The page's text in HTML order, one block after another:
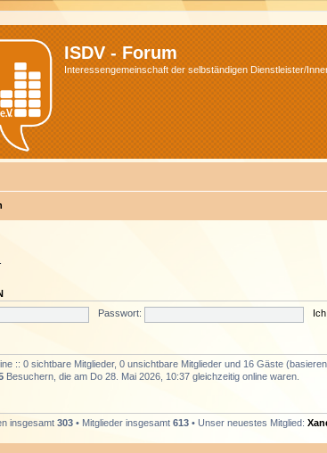
ISDV - Forum
Interessengemeinschaft der selbständigen Dienstleister/
Passwort:
:: 0 sichtbare Mitglieder, 0 unsichtbare Mitglieder und 16 Gäste
Besuchern, die am Do 28. Mai 2026, 10:37 gleichzeitig online waren.
insgesamt 303 • Mitglieder insgesamt 613 • Unser neuestes Mitglied: